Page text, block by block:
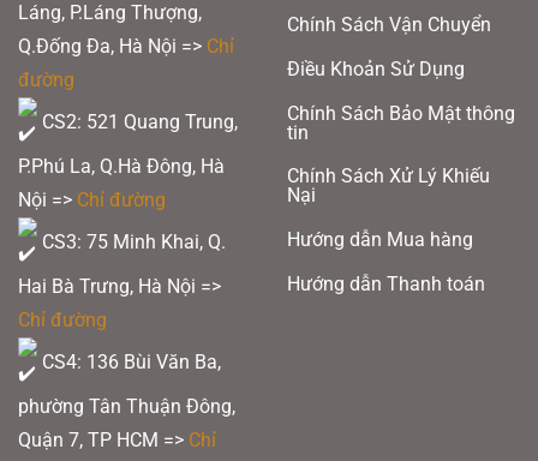
Láng, P.Láng Thượng,
Q.Đống Đa, Hà Nội => Chỉ
đường
CS2: 521 Quang Trung,
P.Phú La, Q.Hà Đông, Hà
Nội => Chỉ đường
CS3: 75 Minh Khai, Q.
Hai Bà Trưng, Hà Nội =>
Chỉ đường
CS4: 136 Bùi Văn Ba,
phường Tân Thuận Đông,
Quận 7, TP HCM => Chỉ
Chính Sách Vận Chuyển
Điều Khoản Sử Dụng
Chính Sách Bảo Mật thông
tin
Chính Sách Xử Lý Khiếu
Nại
Hướng dẫn Mua hàng
Hướng dẫn Thanh toán